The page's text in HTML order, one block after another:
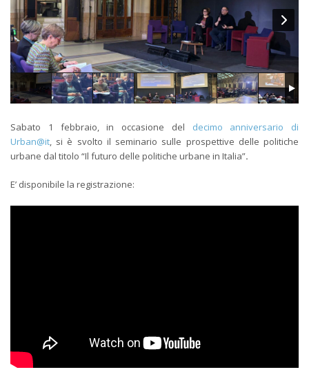
Sabato 1 febbraio, in occasione del decimo anniversario di
Urban@it, si è svolto il seminario sulle prospettive delle politiche
urbane dal titolo “Il futuro delle politiche urbane in Italia”.
E’ disponibile la registrazione: